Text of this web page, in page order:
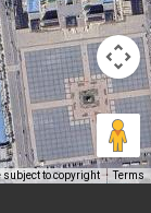
subject to copyright Terms